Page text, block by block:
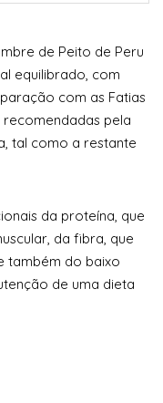
de Peito de Peru
equilibrado, com
com as Fatias
pela
tal como a restante
da proteína, que
da fibra, que
também do baixo
de uma dieta